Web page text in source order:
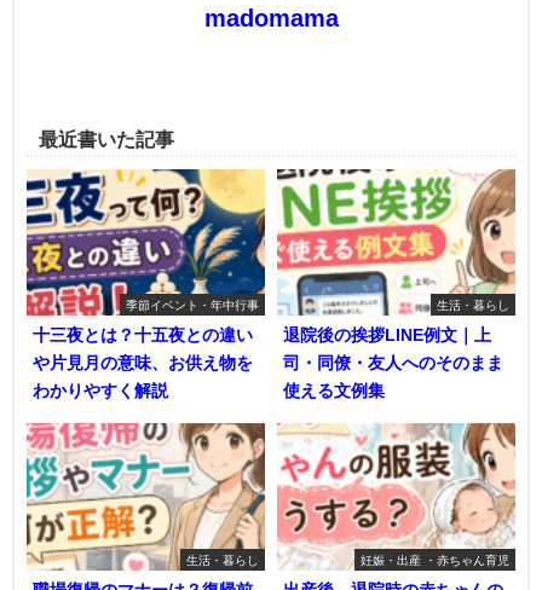
madomama
最近書いた記事
季節イベント・年中行事
十三夜とは？十五夜との違い
や片見月の意味、お供え物を
わかりやすく解説
生活・暮らし
退院後の挨拶LINE例文｜上
司・同僚・友人へのそのまま
使える文例集
生活・暮らし 妊娠・出産 ・赤ちゃん育児